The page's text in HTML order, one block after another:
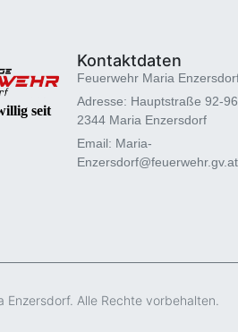
seit
Kontaktdaten
Feuerwehr Maria
Adresse: Hauptstraße 92-96
2344 Maria Enzersdorf
Email: Maria-
Enzersdorf@feuerwehr.gv.at
Alle Rechte vorbehalten.